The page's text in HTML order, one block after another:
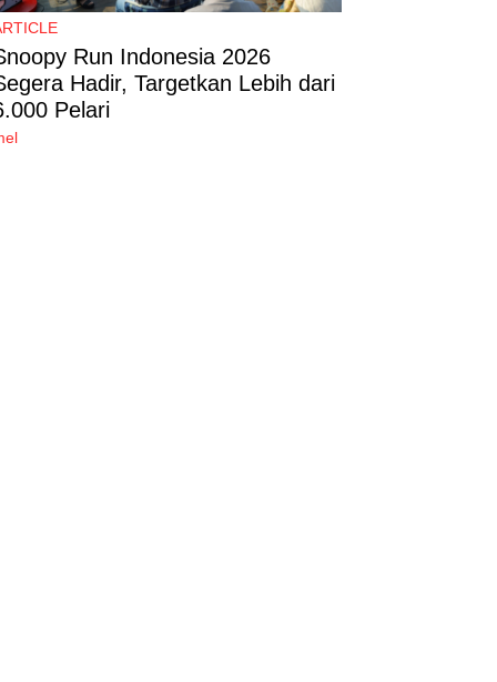
Run Indonesia 2026
Hadir, Targetkan Lebih dari
Pelari